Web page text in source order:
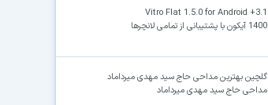
Vitro Flat 1.5.0 for Android +3.1
1400 آیکون با پشتیبانی از تمامی لانچرها
گلچین بهترین مداحی حاج سید مهدی میرداماد
مداحی حاج سید مهدی میرداماد